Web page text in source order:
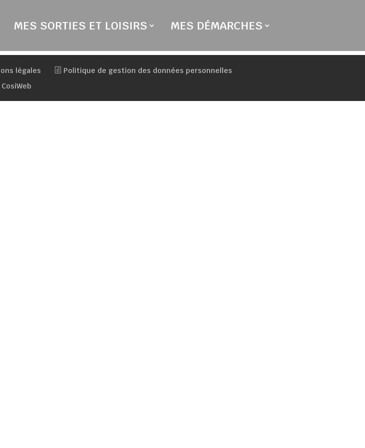
MES SORTIES ET LOISIRS MES DÉMARCHES
légales
Politique de gestion des données personnelles